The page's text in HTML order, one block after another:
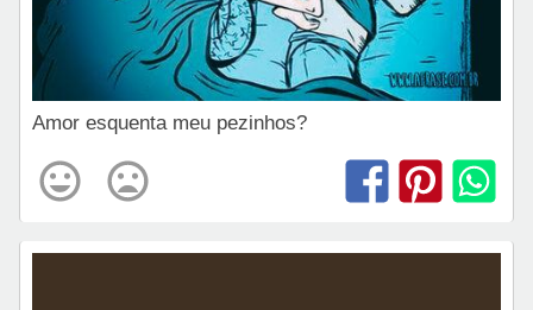
Amor esquenta meu pezinhos?